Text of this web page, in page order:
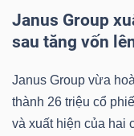
Janus Group
sau tăng vốn
Janus Group vừa
thành 26 triệu cổ
và xuất hiện của hai
liệu
tài